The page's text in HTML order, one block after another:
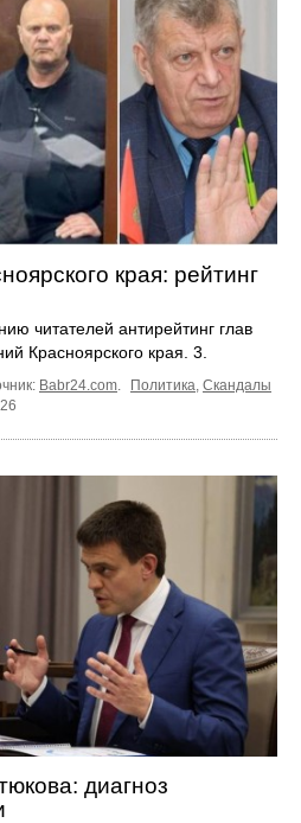
края: рейтинг
читателей антирейтинг глав
Красноярского края. 3.
Babr24.com. Политика, Скандалы
диагноз